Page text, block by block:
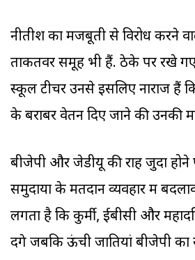
नीतीश का मजबूती से विरोध करने
ताकतवर समूह भी हैं. ठेके पर रखे
स्कूल टीचर उनसे इसलिए नाराज हैं
के बराबर वेतन दिए जाने की उनकी
बीजेपी और जेडीयू की राहें जुदा होने
समुदायों के मतदान व्यवहार में
लगता है कि कुर्मी, ईबीसी और
देंगे जबकि ऊंची जातियां बीजेपी का